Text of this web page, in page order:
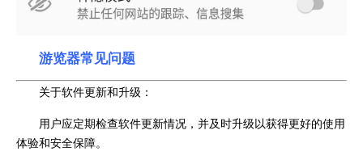
游览器常见问题
关于软件更新和升级：
用户应定期检查软件更新情况，并及时升级以获得更好的使用
体验和安全保障。